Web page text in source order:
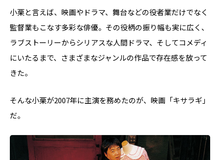
小栗と言えば、映画やドラマ、舞台などの役者業だけでなく
監督業もこなす多彩な俳優。その役柄の振り幅も実に広く、
ラブストーリーからシリアスな人間ドラマ、そしてコメディ
にいたるまで、さまざまなジャンルの作品で存在感を放って
きた。
そんな小栗が2007年に主演を務めたのが、映画「キサラギ」
だ。